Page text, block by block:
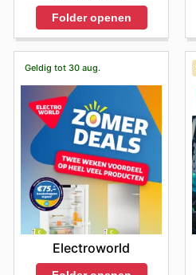
Folder openen
Geldig tot 30 aug.
Electroworld